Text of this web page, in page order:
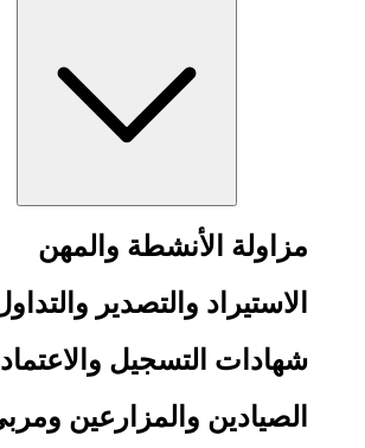
مزاولة الأنشطة والمهن
الاستيراد والتصدير
شهادات التسجيل والاعتماد
الصيادين والمزارعين